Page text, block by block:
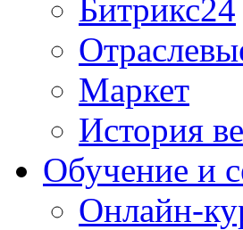
Битрикс24
Маркет
История
Обучение и
Онлайн-